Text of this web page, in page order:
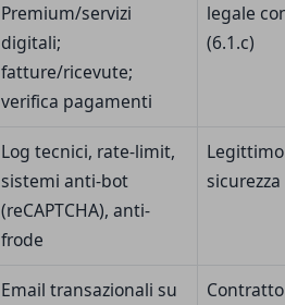
Premium/servizi
digitali;
fatture/ricevute;
verifica pagamenti
legale
(6.1.c)
Log tecnici, rate-limit,
sistemi anti-bot
(reCAPTCHA), anti-
frode
Email transazionali su